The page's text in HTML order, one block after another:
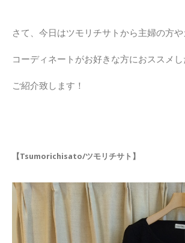
さて、今日はツモリチサトから主婦の方
コーディネートがお好きな方におススメ
ご紹介致します！
【Tsumorichisato/ツモリチサト】